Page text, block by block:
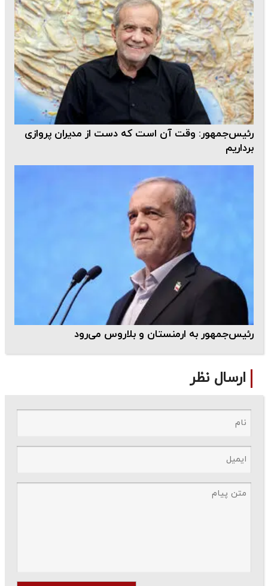
رئیس‌جمهور: وقت آن است که دست از مدیران پروازی
برداریم
رئیس‌جمهور به ارمنستان و بلاروس می‌رود
ارسال نظر